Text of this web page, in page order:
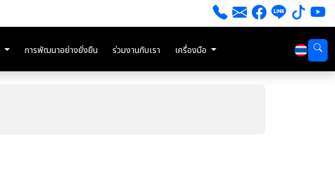
การพัฒนาอย่างยั่งยืน ร่วมงานกับเรา เครื่องมือ